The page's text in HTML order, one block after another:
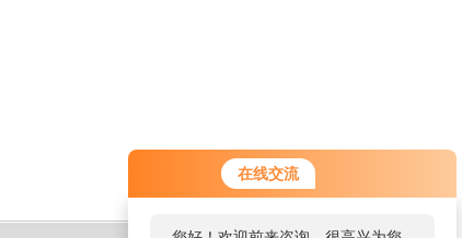
在线交流